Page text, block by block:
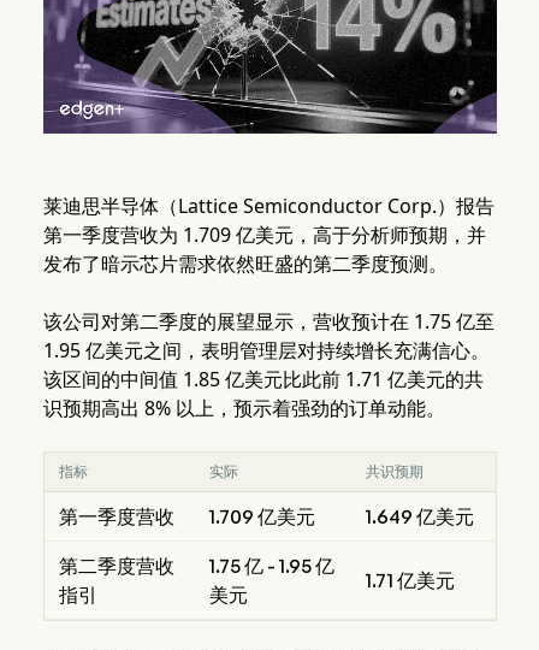
莱迪思半导体（Lattice Semiconductor Corp.）报告
第一季度营收为 1.709 亿美元，高于分析师预期，并
发布了暗示芯片需求依然旺盛的第二季度预测。
该公司对第二季度的展望显示，营收预计在 1.75 亿至
1.95 亿美元之间，表明管理层对持续增长充满信心。
该区间的中间值 1.85 亿美元比此前 1.71 亿美元的共
识预期高出 8% 以上，预示着强劲的订单动能。
指标 实际 共识预期
第一季度营收 1.709 亿美元 1.649 亿美元
第二季度营收
指引
1.75 亿 - 1.95 亿
美元
1.71 亿美元